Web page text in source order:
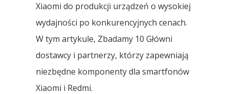
Xiaomi do produkcji urządzeń o wysokiej
wydajności po konkurencyjnych cenach.
W tym artykule, Zbadamy 10 Główni
dostawcy i partnerzy, którzy zapewniają
niezbędne komponenty dla smartfonów
Xiaomi i Redmi.